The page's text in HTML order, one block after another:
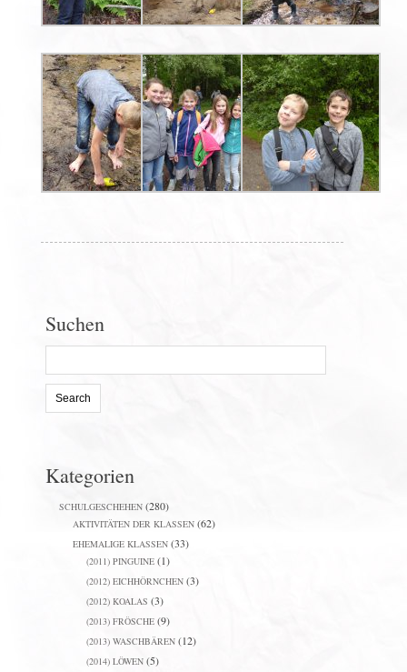
Suchen
Kategorien
SCHULGESCHEHEN(280)
AKTIVITÄTEN DER KLASSEN(62)
EHEMALIGE KLASSEN(33)
(2011) PINGUINE(1)
(2012) EICHHÖRNCHEN(3)
(2012) KOALAS (3)
(2013) FRÖSCHE(9)
(2013) WASCHBÄREN(12)
(2014) LÖWEN(5)